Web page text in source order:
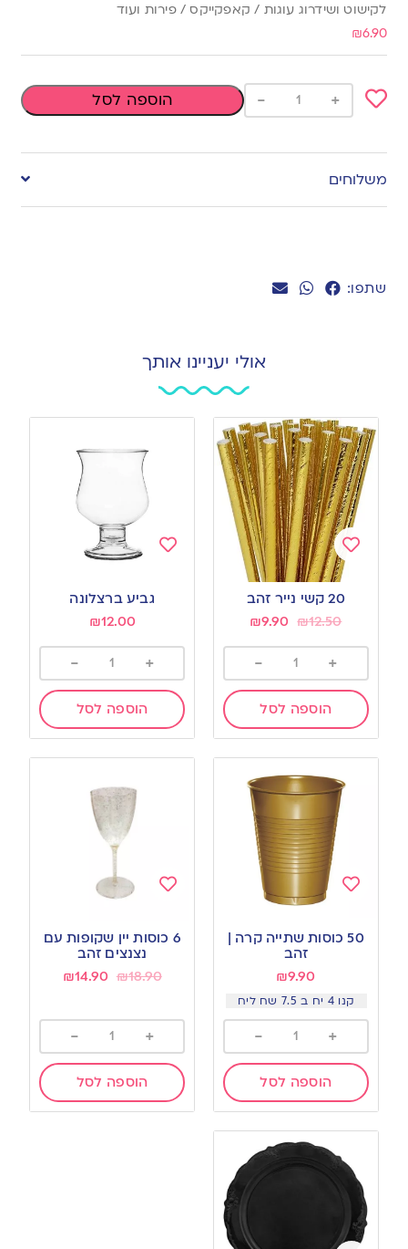
שתפו:
לקישוט ושידרוג עוגות / קאפקייקס / פירות ועוד
₪6.90
to
wishlist
+
- הוספה לסל
משלוחים
אולי יעניינו אותך
Add
wishlist
20 קשי נייר זהב
₪12.50
₪9.90
+
-
הוספה לסל
wishlist
גביע ברצלונה
₪12.00
+
-
הוספה לסל
to50 כוסות שתייה קרה |
זהב
₪9.90
קנו 4 יח ב 7.5 שח ליח
+
-
הוספה לסל
to
wishlist
6 כוסות יין שקופות עם
נצנצים זהב
₪18.90
₪14.90
+
-
הוספה לסל